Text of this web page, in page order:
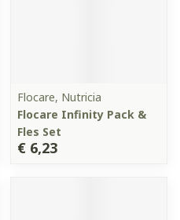
Flocare, Nutricia
Flocare Infinity Pack &
Fles Set
€ 6,23